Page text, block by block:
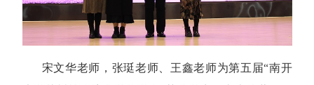
宋文华老师，张珽老师、王鑫老师为第五届“南开